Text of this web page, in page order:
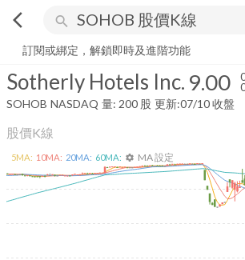
arrow_back_ios search
Sotherly Hotels Inc. 9.00 0.00%
訂閱或綁定，解鎖即時及進階功能
Sotherly Hotels Inc. 9.00
SOHOB NASDAQ 量: 200 股 更新:07/10 收盤
股價K線
5MA: 10MA: 20MA: 60MA: settings MA 設定